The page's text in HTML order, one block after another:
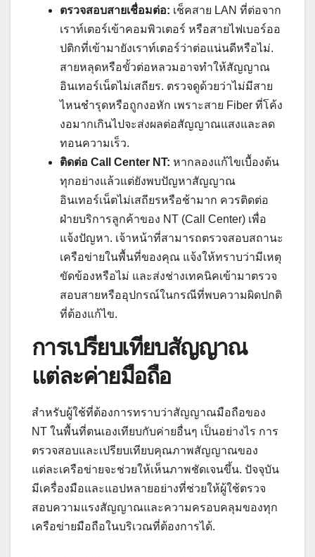
ตรวจสอบสายเชื่อมต่อ: เช็คสาย LAN ที่ต่อจาก
เราท์เตอร์เข้าคอมพิวเตอร์ หรือสายไฟเบอร์ออ
ปติกที่เข้ามายังเราท์เตอร์ว่าต่อแน่นดีหรือไม่.
สายหลุดหรือขั้วต่อหลวมอาจทำให้สัญญาณ
อินเทอร์เน็ตไม่เสถียร. ตรวจดูด้วยว่าไม่มีสาย
ไหนชำรุดหรือถูกงอหัก เพราะสาย Fiber ที่โค้ง
งอมากเกินไปจะส่งผลต่อสัญญาณแสงและลด
ทอนความเร็ว.
ติดต่อ Call Center NT: หากลองแก้ไขเบื้องต้น
ทุกอย่างแล้วแต่ยังพบปัญหาสัญญาณ
อินเทอร์เน็ตไม่เสถียรหรือช้ามาก ควรติดต่อ
ฝ่ายบริการลูกค้าของ NT (Call Center) เพื่อ
แจ้งปัญหา. เจ้าหน้าที่สามารถตรวจสอบสถานะ
เครือข่ายในพื้นที่ของคุณ แจ้งให้ทราบว่ามีเหตุ
ขัดข้องหรือไม่ และส่งช่างเทคนิคเข้ามาตรวจ
สอบสายหรืออุปกรณ์ในกรณีที่พบความผิดปกติ
ที่ต้องแก้ไข.
การเปรียบเทียบสัญญาณ
แต่ละค่ายมือถือ
สำหรับผู้ใช้ที่ต้องการทราบว่าสัญญาณมือถือของ
NT ในพื้นที่ตนเองเทียบกับค่ายอื่นๆ เป็นอย่างไร การ
ตรวจสอบและเปรียบเทียบคุณภาพสัญญาณของ
แต่ละเครือข่ายจะช่วยให้เห็นภาพชัดเจนขึ้น. ปัจจุบัน
มีเครื่องมือและแอปหลายอย่างที่ช่วยให้ผู้ใช้ตรวจ
สอบความแรงสัญญาณและความครอบคลุมของทุก
เครือข่ายมือถือในบริเวณที่ต้องการได้.